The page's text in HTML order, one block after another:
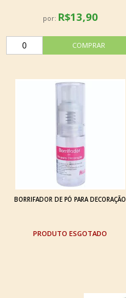
por: R$13,90
BORRIFADOR DE PÓ PARA DECORAÇÃO
ESGOTADO